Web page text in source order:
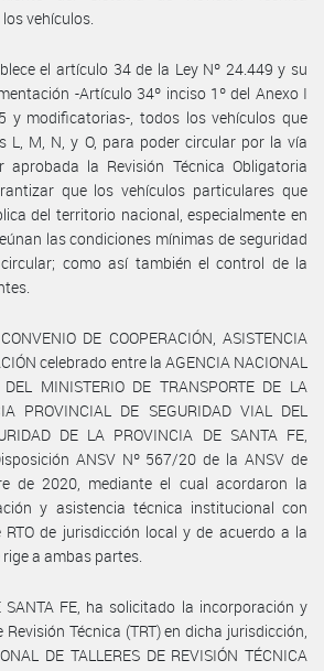
vehículos.
el artículo 34 de la Ley Nº 24.449 y su
-Artículo 34º inciso 1º del Anexo I
y modificatorias-, todos los vehículos que
L, M, N, y O, para poder circular por la vía
aprobada la Revisión Técnica Obligatoria
que los vehículos particulares que
del territorio nacional, especialmente en
las condiciones mínimas de seguridad
como así también el control de la
DE COOPERACIÓN, ASISTENCIA
celebrado entre la AGENCIA NACIONAL
MINISTERIO DE TRANSPORTE DE LA
PROVINCIAL DE SEGURIDAD VIAL DEL
DE LA PROVINCIA DE SANTA FE,
ANSV Nº 567/20 de la ANSV de
de 2020, mediante el cual acordaron la
y asistencia técnica institucional con
de jurisdicción local y de acuerdo a la
a ambas partes.
SANTA FE, ha solicitado la incorporación y
Técnica (TRT) en dicha jurisdicción,
DE TALLERES DE REVISIÓN TÉCNICA